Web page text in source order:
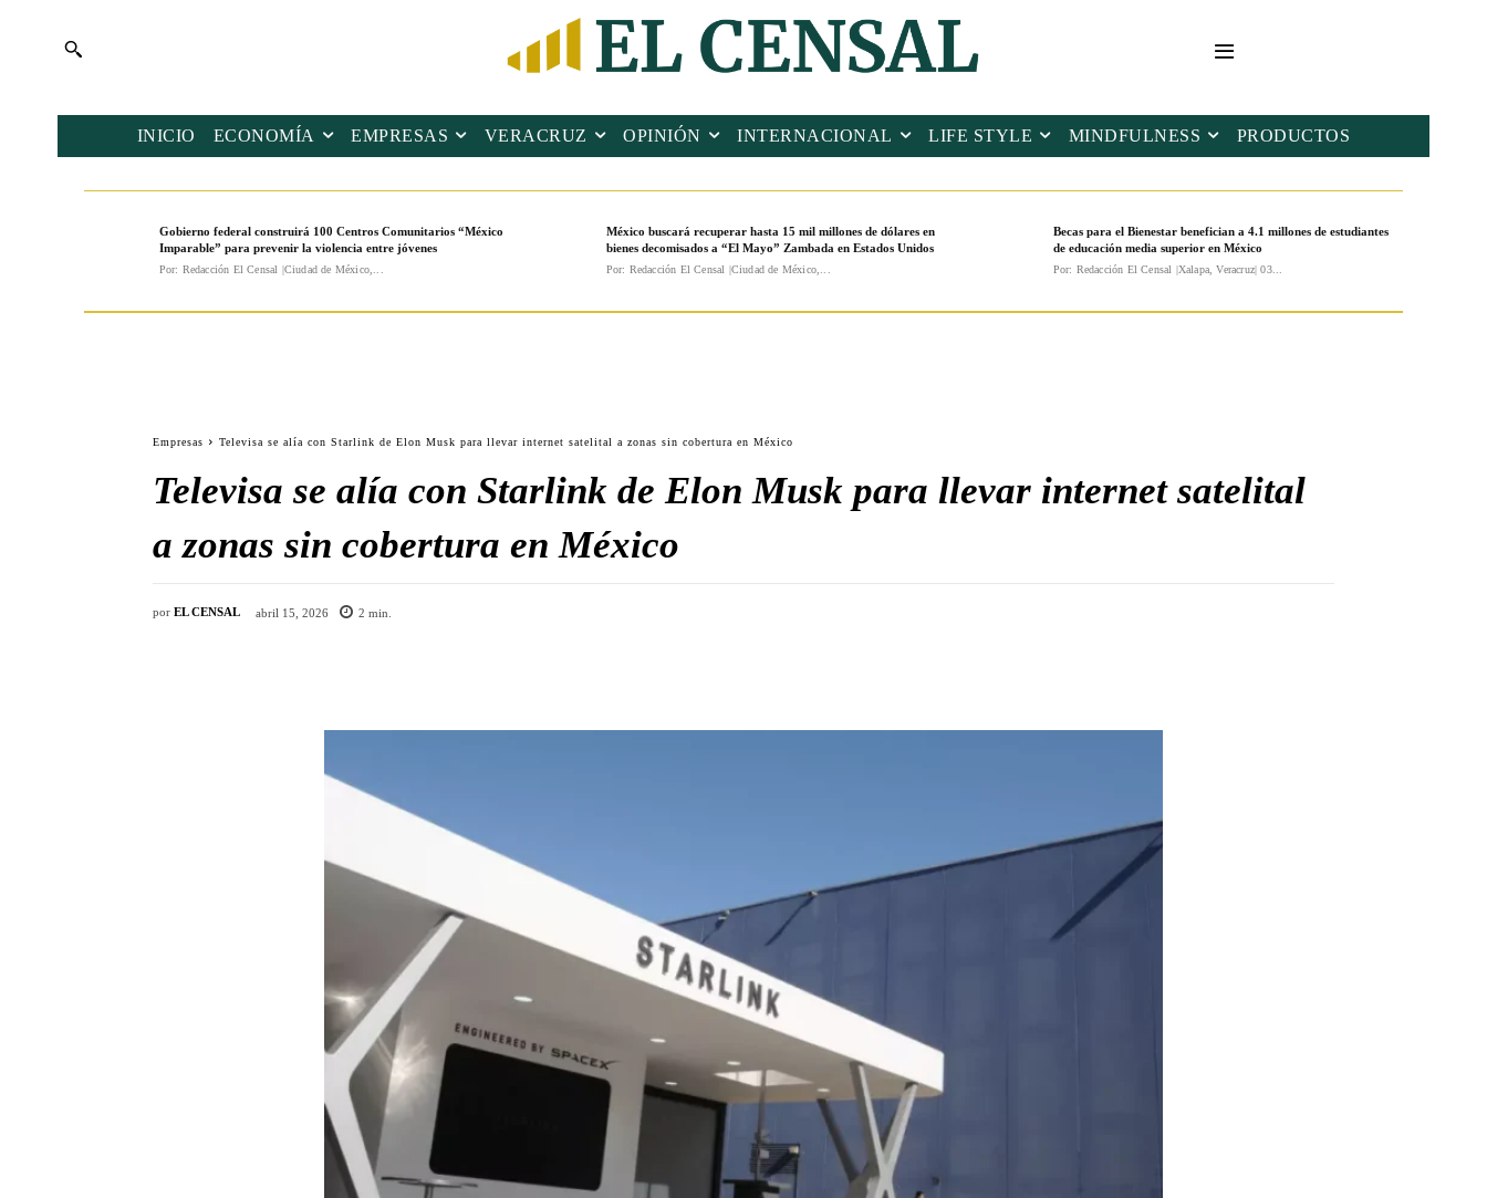
INICIO ECONOMÍA EMPRESAS VERACRUZ OPINIÓN INTERNACIONAL LIFE STYLE MINDFULNESS PRODUCTOS
Gobierno federal construirá 100 Centros Comunitarios “México
Imparable” para prevenir la violencia entre jóvenes
Por: Redacción El Censal |Ciudad de México,...
México buscará recuperar hasta 15 mil millones de dólares en
bienes decomisados a “El Mayo” Zambada en Estados Unidos
Por: Redacción El Censal |Ciudad de México,...
Becas para el Bienestar benefician a 4.1 millones de estudiantes
de educación media superior en México
Por: Redacción El Censal |Xalapa, Veracruz| 03...
Empresas Televisa se alía con Starlink de Elon Musk para llevar internet satelital a zonas sin cobertura en México
Televisa se alía con Starlink de Elon Musk para llevar internet satelital
a zonas sin cobertura en México
por EL CENSAL abril 15, 2026 2 min.